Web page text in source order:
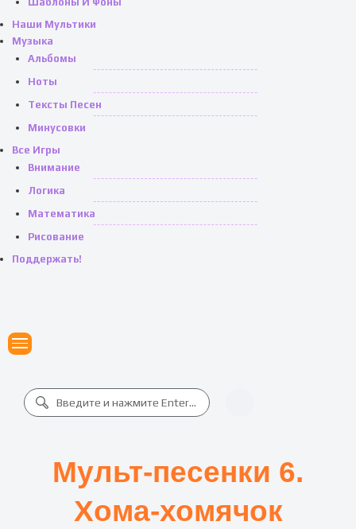
Наши Мультики
Музыка
Альбомы
Ноты
Тексты Песен
Минусовки
Все Игры
Внимание
Логика
Математика
Рисование
Поддержать!
Мульт-песенки 6.
Хома-хомячок